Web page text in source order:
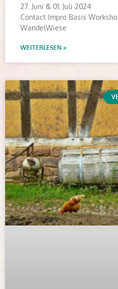
27. Juni & 01. Juli 2024
Contact Impro Basis
WandelWiese
WEITERLESEN »